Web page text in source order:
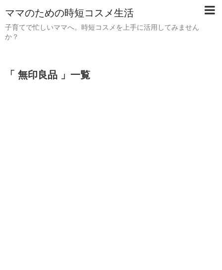
ママのための時短コスメ生活
子育てで忙しいママへ。時短コスメを上手に活用してみません
か？
「 無印良品 」一覧